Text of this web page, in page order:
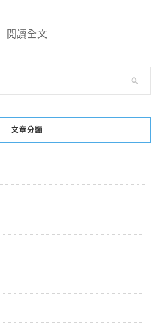
閱讀全文
文章分類